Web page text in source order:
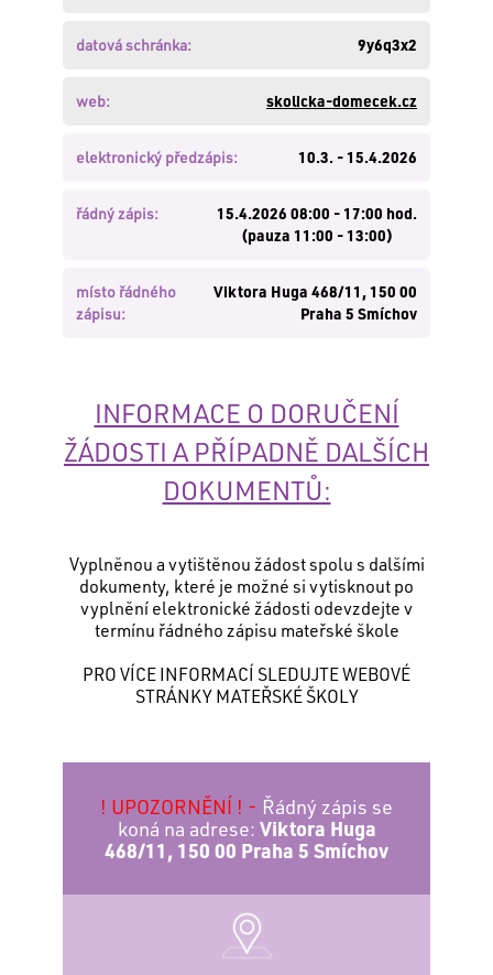
datová schránka: 9y6q3x2
web: skolicka-domecek.cz
elektronický předzápis: 10.3. - 15.4.2026
řádný zápis:
15.4.2026 08:00 - 17:00 hod.
(pauza 11:00 - 13:00)
místo řádného
zápisu:
Viktora Huga 468/11, 150 00
Praha 5 Smíchov
INFORMACE O DORUČENÍ
ŽÁDOSTI A PŘÍPADNĚ DALŠÍCH
DOKUMENTŮ:
Vyplněnou a vytištěnou žádost spolu s dalšími
dokumenty, které je možné si vytisknout po
vyplnění elektronické žádosti odevzdejte v
termínu řádného zápisu mateřské škole
PRO VÍCE INFORMACÍ SLEDUJTE WEBOVÉ
STRÁNKY MATEŘSKÉ ŠKOLY
! UPOZORNĚNÍ ! - Řádný zápis se
koná na adrese: Viktora Huga
468/11, 150 00 Praha 5 Smíchov